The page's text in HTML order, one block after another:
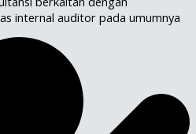
internal auditor pada umumnya